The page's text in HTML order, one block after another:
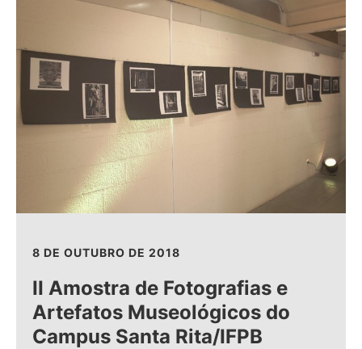
8 DE OUTUBRO DE 2018
II Amostra de Fotografias e
Artefatos Museológicos do
Campus Santa Rita/IFPB